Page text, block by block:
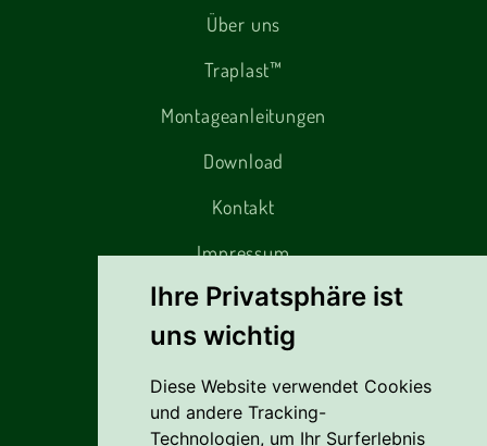
Ihre Privatsphäre ist
uns wichtig
Diese Website verwendet Cookies
und andere Tracking-
Technologien, um Ihr Surferlebnis
Über uns
Traplast™
Montageanleitungen
Download
Kontakt
Impressum
Alles rund um den Einkauf
Liefer- Und Versandkosten
Zahlungsbedingungen